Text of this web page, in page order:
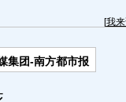
[我
集团-南方都市报